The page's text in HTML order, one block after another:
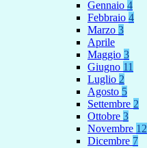
Gennaio 4
Febbraio 4
Marzo 3
Aprile
Maggio 3
Giugno 11
Luglio 2
Agosto 5
Settembre 2
Ottobre 3
Novembre 12
Dicembre 7